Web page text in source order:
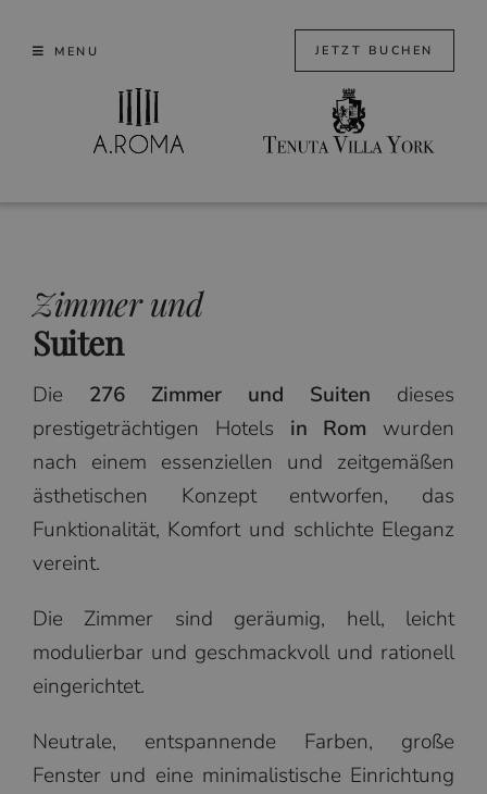
MENU JETZT BUCHEN
Zimmer und
Suiten
Die 276 Zimmer und Suiten dieses
prestigeträchtigen Hotels in Rom wurden
nach einem essenziellen und zeitgemäßen
ästhetischen Konzept entworfen, das
Funktionalität, Komfort und schlichte Eleganz
vereint.
Die Zimmer sind geräumig, hell, leicht
modulierbar und geschmackvoll und rationell
eingerichtet.
Neutrale, entspannende Farben, große
Fenster und eine minimalistische Einrichtung